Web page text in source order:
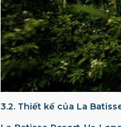
3.2. Thiết kế của La